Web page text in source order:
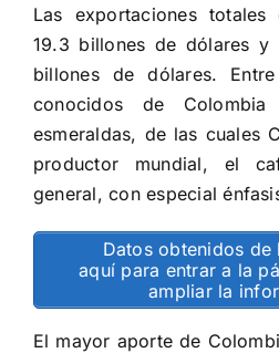
Las exportaciones
19.3 billones de dólares y
billones de dólares.
conocidos de
esmeraldas, de las cuales
productor mundial, el
general, con especial
Datos obtenidos de
aquí para entrar a la
ampliar la
El mayor aporte de